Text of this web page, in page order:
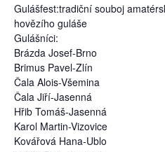
Gulášfest:tradiční souboj
hovězího guláše
Gulášníci:
Brázda Josef-Brno
Brimus Pavel-Zlín
Čala Alois-Všemina
Čala Jiří-Jasenná
Hřib Tomáš-Jasenná
Karol Martin-Vizovice
Kovářová Hana-Ublo